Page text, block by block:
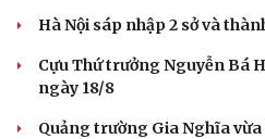
Hà Nội sáp nhập 2 sở và
Cựu Thứ trưởng Nguyễn Bá
ngày 18/8
Quảng trường Gia Nghĩa